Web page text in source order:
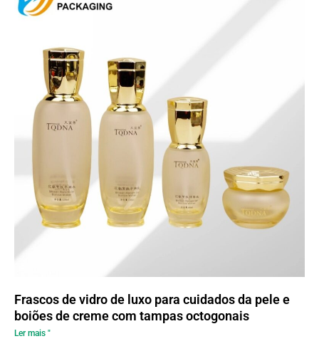
Frascos de vidro de luxo para cuidados da pele e
boiões de creme com tampas octogonais
Ler mais "